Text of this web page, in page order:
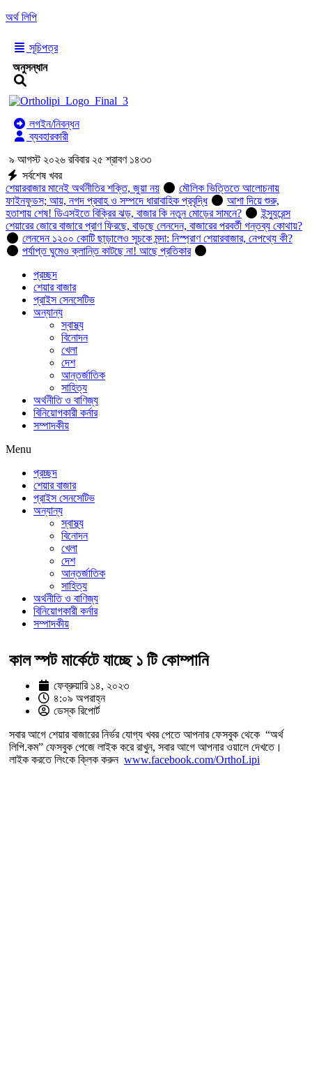
অর্থ লিপি
সূচিপত্র
অনুসন্ধান
লগইন/নিবন্ধন
ব্যবহারকারী
৯ আগস্ট ২০২৬ রবিবার ২৫ শ্রাবণ ১৪৩৩
সর্বশেষ খবর
শেয়ারবাজার মানেই অর্থনীতির শক্তি, জুয়া নয়
মৌলিক ভিত্তিতে আলোচনায়
ফাইনফুডস; আয়, নগদ প্রবাহ ও সম্পদে ধারাবাহিক প্রবৃদ্ধি
আশা দিয়ে শুরু,
হতাশায় শেষ! ডিএসইতে বিক্রির ঝড়, বাজার কি নতুন মোড়ের সামনে?
ইন্স্যুরেন্স
শেয়ারের জোরে বাজারে প্রাণ ফিরছে, বাড়ছে লেনদেন, বাজারের পরবর্তী গন্তব্য কোথায়?
লেনদেন ১২০০ কোটি ছাড়ালেও সূচকে মন্দা: নিস্প্রাণ শেয়ারবাজার, নেপথ্যে কী?
পর্যাপ্ত ঘুমেও ক্লান্তি কাটছে না! আছে প্রতিকার
প্রচ্ছদ
শেয়ার বাজার
প্রাইস সেনসেটিভ
অন্যান্য
স্বাস্থ্য
বিনোদন
খেলা
দেশ
আন্তর্জাতিক
সাহিত্য
অর্থনীতি ও বাণিজ্য
বিনিয়োগকারী কর্নার
সম্পাদকীয়
Menu
প্রচ্ছদ
শেয়ার বাজার
প্রাইস সেনসেটিভ
অন্যান্য
স্বাস্থ্য
বিনোদন
খেলা
দেশ
আন্তর্জাতিক
সাহিত্য
অর্থনীতি ও বাণিজ্য
বিনিয়োগকারী কর্নার
সম্পাদকীয়
কাল স্পট মার্কেটে যাচ্ছে ১ টি কোম্পানি
ফেব্রুয়ারি ১৪, ২০২৩
৪:০৯ অপরাহ্ন
ডেস্ক রিপোর্ট
সবার আগে শেয়ার বাজারের নির্ভর যোগ্য খবর পেতে আপনার ফেসবুক থেকে “অর্থ
লিপি.কম” ফেসবুক পেজে লাইক করে রাখুন, সবার আগে আপনার ওয়ালে দেখতে।
লাইক করতে লিংকে ক্লিক করুন www.facebook.com/OrthoLipi